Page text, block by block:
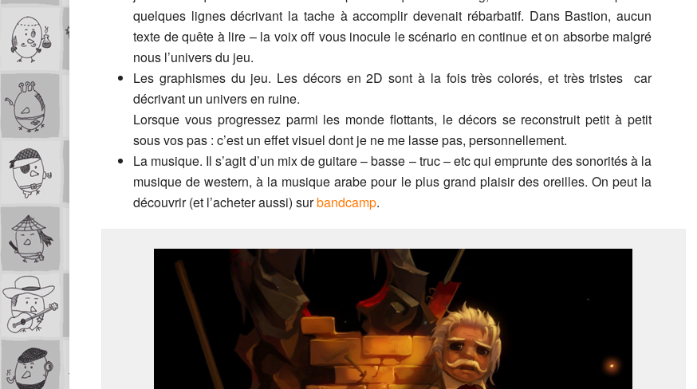
quelques lignes décrivant la tache à accomplir devenait rébarbatif. Dans Bastion, aucun
texte de quête à lire – la voix off vous inocule le scénario en continue et on absorbe malgré
nous l’univers du jeu.
Les graphismes du jeu. Les décors en 2D sont à la fois très colorés, et très tristes car
décrivant un univers en ruine.
Lorsque vous progressez parmi les monde flottants, le décors se reconstruit petit à petit
sous vos pas : c’est un effet visuel dont je ne me lasse pas, personnellement.
La musique. Il s’agit d’un mix de guitare – basse – truc – etc qui emprunte des sonorités à la
musique de western, à la musique arabe pour le plus grand plaisir des oreilles. On peut la
découvrir (et l’acheter aussi) surbandcamp.